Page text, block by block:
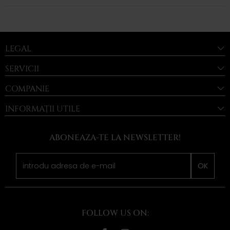
LEGAL
SERVICII
COMPANIE
INFORMAȚII UTILE
ABONEAZA-TE LA NEWSLETTER!
OK
FOLLOW US ON: